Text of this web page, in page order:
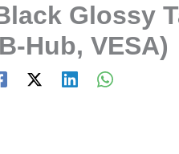
Glossy
Hub, VESA)